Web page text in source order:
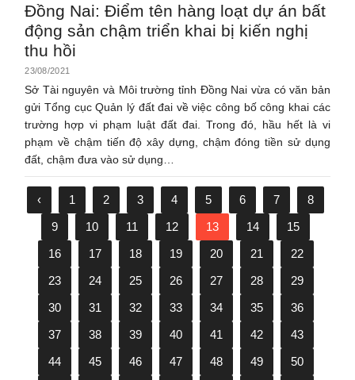
Đồng Nai: Điểm tên hàng loạt dự án bất
động sản chậm triển khai bị kiến nghị
thu hồi
23/08/2021
Sở Tài nguyên và Môi trường tỉnh Đồng Nai vừa có văn bản
gửi Tổng cục Quản lý đất đai về việc công bố công khai các
trường hợp vi phạm luật đất đai. Trong đó, hầu hết là vi
phạm về chậm tiến độ xây dựng, chậm đóng tiền sử dụng
đất, chậm đưa vào sử dụng…
‹ 1 2 3 4 5 6 7
8
9
10 11 12 13 14
15
16
17 18 19 20 21
22
23
24 25 26 27 28
29
30
31 32 33 34 35
36
37
38 39 40 41 42
43
44
45 46 47 48 49
50